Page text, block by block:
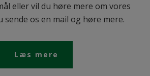
eller vil du høre mere om vores
sende os en mail og høre mere.
Læs mere